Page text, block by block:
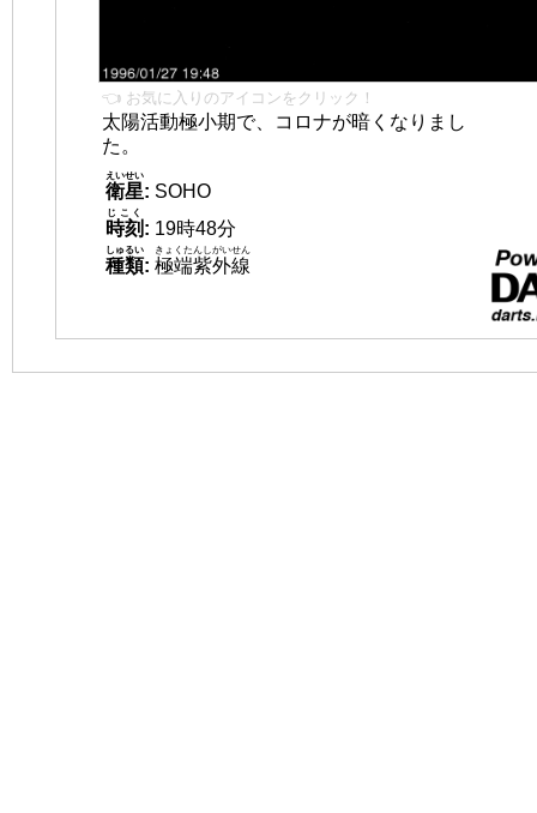
👈 お気に入りのアイコンをクリック！
太陽活動極小期で、コロナが暗くなりまし
た。
衛星
えいせい
: SOHO
時刻
じこく
: 19時48分
種類
しゅるい
: 極端紫外線
きょくたんしがいせん